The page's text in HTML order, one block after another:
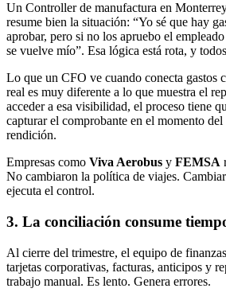
Un Controller de manufactura en
resume bien la situación: “Yo sé que hay
aprobar, pero si no los apruebo el
se vuelve mío”. Esa lógica está rota, y
Lo que un CFO ve cuando conecta gastos
real es muy diferente a lo que muestra el
acceder a esa visibilidad, el proceso tiene
capturar el comprobante en el momento del
rendición.
Empresas como Viva Aerobus y FEMSA
No cambiaron la política de viajes.
ejecuta el control.
3. La conciliación consume
Al cierre del trimestre, el equipo de
tarjetas corporativas, facturas, anticipos y
trabajo manual. Es lento. Genera errores.